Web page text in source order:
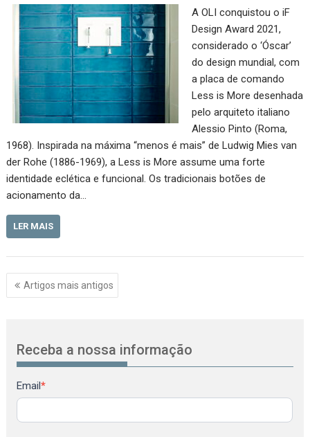
A OLI conquistou o iF
Design Award 2021,
considerado o ‘Óscar’
do design mundial, com
a placa de comando
Less is More desenhada
pelo arquiteto italiano
Alessio Pinto (Roma,
1968). Inspirada na máxima “menos é mais” de Ludwig Mies van
der Rohe (1886-1969), a Less is More assume uma forte
identidade eclética e funcional. Os tradicionais botões de
acionamento da…
LER MAIS
Navegação
de
Artigos mais antigos
Receba a nossa informação
Newsletter
Email*